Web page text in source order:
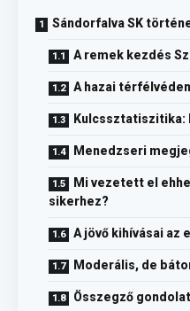
Sándorfalva SK
A remek kezdés
A hazai
Kulcssztatiszitika:
Menedzseri
Mi vezetett el
sikerhez?
A jövő kihívásai az
Moderális, de
Összegző